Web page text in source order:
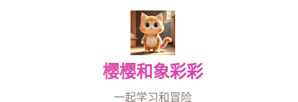
樱樱和象彩彩
一起学习和冒险